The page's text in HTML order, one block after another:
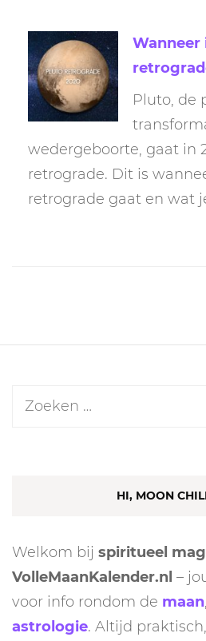
Wanneer
Pluto, de
wedergeboorte, gaat in
retrograde. Dit is
retrograde gaat en wat
Zoeken
HI, MOON
Welkom bij spiritueel
VolleMaanKalender.nl –
voor info rondom de maan,
astrologie. Altijd